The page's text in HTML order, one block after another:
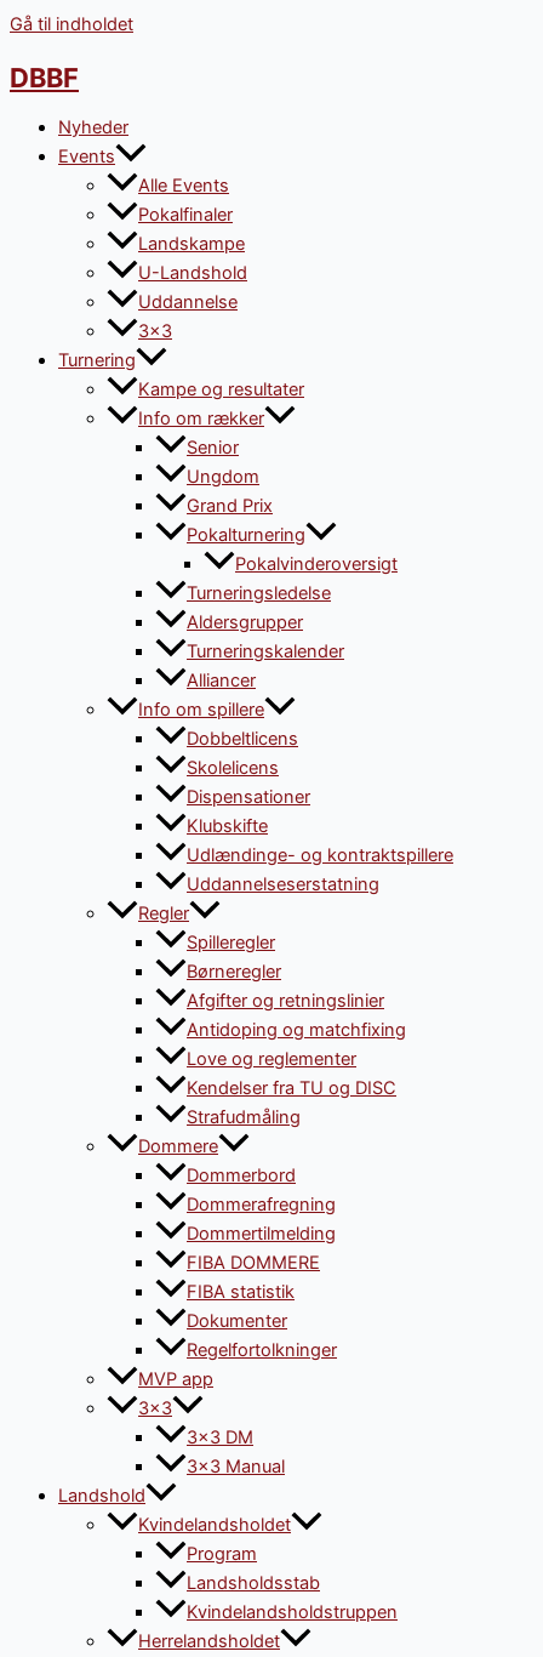
Gå til indholdet
DBBF
Nyheder
Events
Alle Events
Pokalfinaler
Landskampe
U-Landshold
Uddannelse
3×3
Turnering
Kampe og resultater
Info om rækker
Senior
Ungdom
Grand Prix
Pokalturnering
Pokalvinderoversigt
Turneringsledelse
Aldersgrupper
Turneringskalender
Alliancer
Info om spillere
Dobbeltlicens
Skolelicens
Dispensationer
Klubskifte
Udlændinge- og kontraktspillere
Uddannelseserstatning
Regler
Spilleregler
Børneregler
Afgifter og retningslinier
Antidoping og matchfixing
Love og reglementer
Kendelser fra TU og DISC
Strafudmåling
Dommere
Dommerbord
Dommerafregning
Dommertilmelding
FIBA DOMMERE
FIBA statistik
Dokumenter
Regelfortolkninger
MVP app
3×3
3×3 DM
3×3 Manual
Landshold
Kvindelandsholdet
Program
Landsholdsstab
Kvindelandsholdstruppen
Herrelandsholdet